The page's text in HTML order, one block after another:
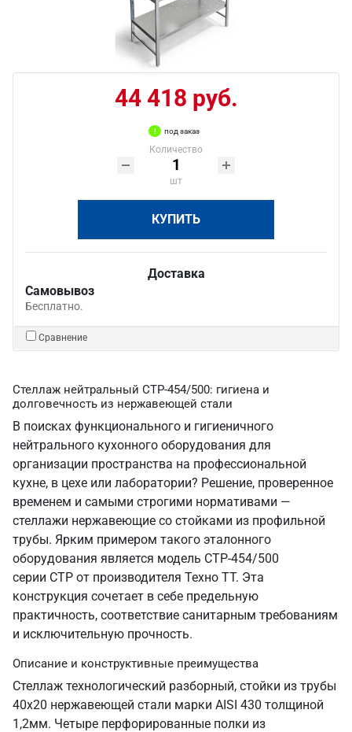
44 418 руб.
под заказ
Количество
шт
КУПИТЬ
Доставка
Самовывоз
Бесплатно.
Сравнение
Стеллаж нейтральный СТР-454/500: гигиена и
долговечность из нержавеющей стали
В поисках функционального и гигиеничного
нейтрального кухонного оборудования для
организации пространства на профессиональной
кухне, в цехе или лаборатории? Решение, проверенное
временем и самыми строгими нормативами —
стеллажи нержавеющие со стойками из профильной
трубы. Ярким примером такого эталонного
оборудования является модель СТР-454/500
серии СТР от производителя Техно ТТ. Эта
конструкция сочетает в себе предельную
практичность, соответствие санитарным требованиям
и исключительную прочность.
Описание и конструктивные преимущества
Стеллаж технологический разборный, стойки из трубы
40х20 нержавеющей стали марки AISI 430 толщиной
1,2мм. Четыре перфорированные полки из